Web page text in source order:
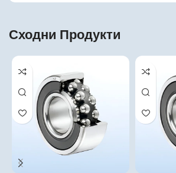
Сходни Продукти